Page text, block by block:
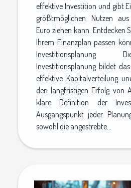
effektive Investition und gibt
größtmöglichen Nutzen
Euro ziehen kann. Entdecken
Ihrem Finanzplan passen
Investitionsplanung
Investitionsplanung bildet
effektive Kapitalverteilung
den langfristigen Erfolg von
klare Definition der
Ausgangspunkt jeder
sowohl die angestrebte...